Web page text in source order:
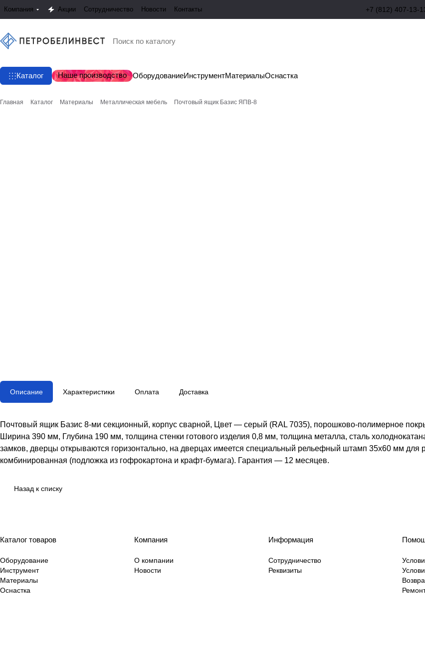
Компания Акции Сотрудничество Новости Контакты +7 (812) 407-13-
Каталог Наше производство ОборудованиеИнструментМатериалыОснастка
Главная Каталог Материалы Металлическая мебель Почтовый ящик Базис ЯПВ-8
Описание Характеристики Оплата Доставка
Почтовый ящик Базис 8-ми секционный, корпус сварной, Цвет — серый (RAL 7035), порошково-полимерное
Ширина 390 мм, Глубина 190 мм, толщина стенки готового изделия 0,8 мм, толщина металла, сталь
замков, дверцы открываются горизонтально, на дверцах имеется специальный рельефный штамп 35х60 мм для
комбинированная (подложка из гофрокартона и крафт-бумага). Гарантия — 12 месяцев.
Назад к списку
Каталог товаров
Оборудование
Инструмент
Материалы
Оснастка
Компания
О компании
Новости
Информация
Сотрудничество
Реквизиты